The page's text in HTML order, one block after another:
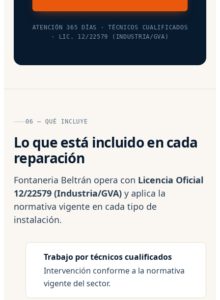
ATENCIÓN 365 DÍAS · TÉCNICOS CUALIFICADOS
· LIC. 12/22579 (INDUSTRIA/GVA)
06 — QUÉ INCLUYE
Lo que está incluido en cada
reparación
Fontaneria Beltrán opera con Licencia Oficial
12/22579 (Industria/GVA) y aplica la
normativa vigente en cada tipo de
instalación.
Trabajo por técnicos cualificados
Intervención conforme a la normativa
vigente del sector.